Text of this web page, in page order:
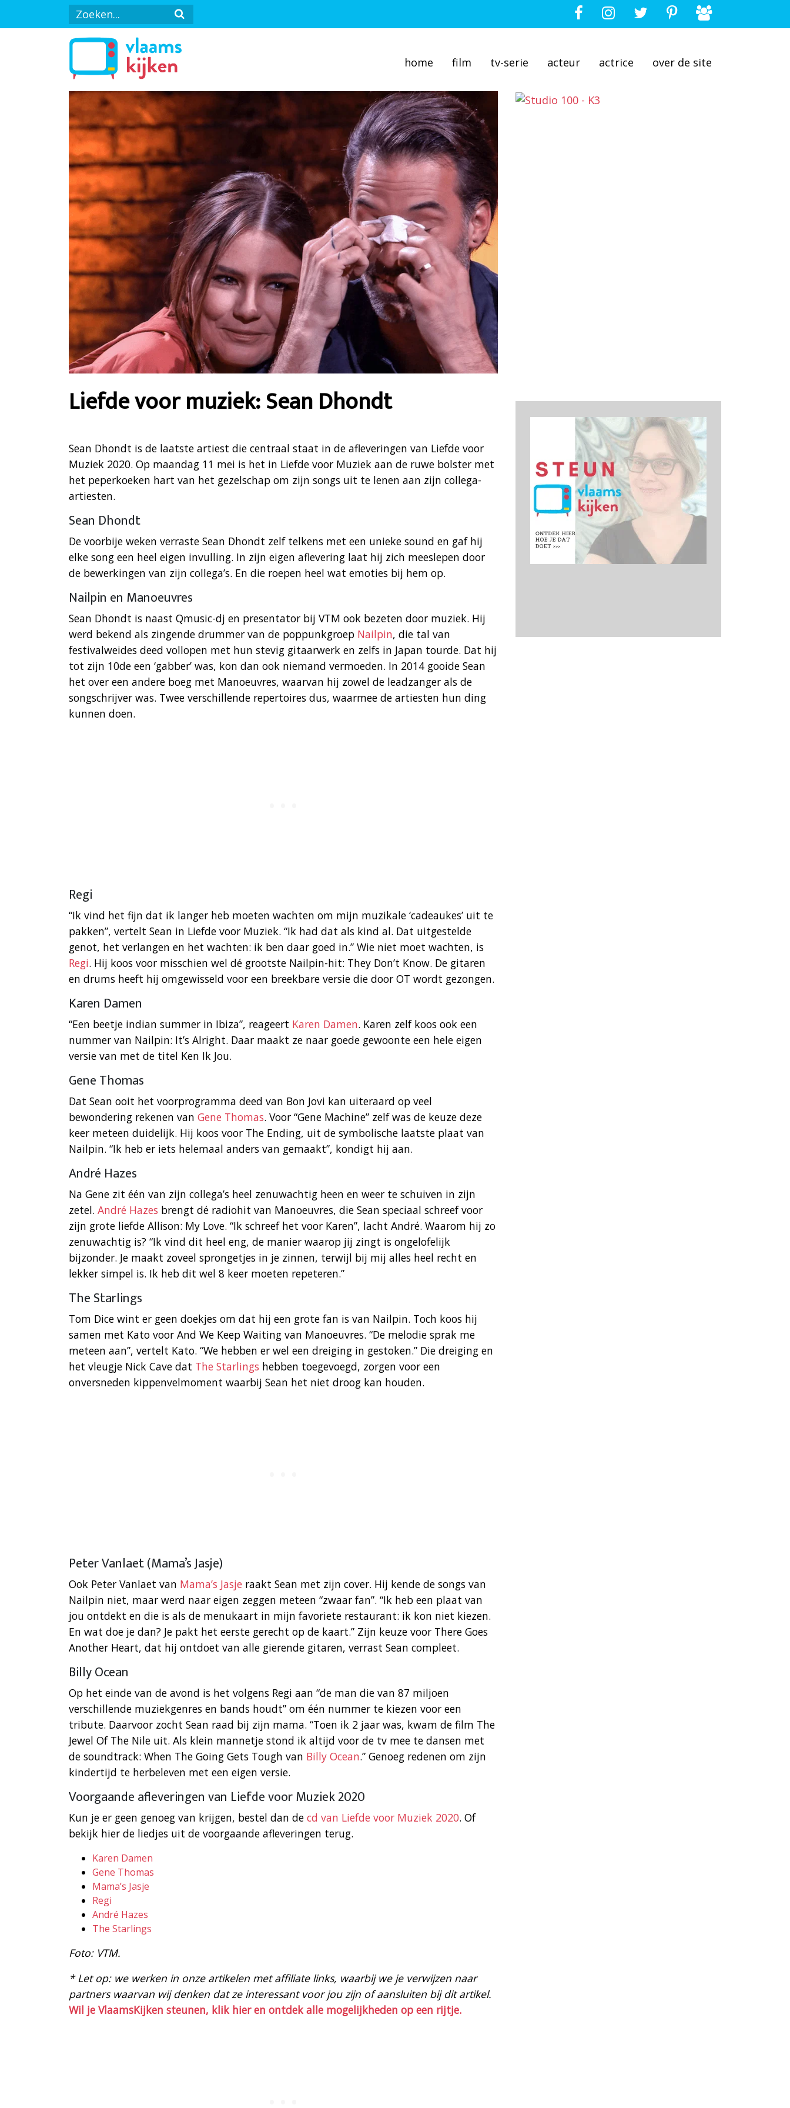
home film tv-serie acteur actrice over de site
Liefde voor muziek: Sean Dhondt
Sean Dhondt is de laatste artiest die centraal staat in de afleveringen van Liefde voor
Muziek 2020. Op maandag 11 mei is het in Liefde voor Muziek aan de ruwe bolster met
het peperkoeken hart van het gezelschap om zijn songs uit te lenen aan zijn collega-
artiesten.
Sean Dhondt
De voorbije weken verraste Sean Dhondt zelf telkens met een unieke sound en gaf hij
elke song een heel eigen invulling. In zijn eigen aflevering laat hij zich meeslepen door
de bewerkingen van zijn collega’s. En die roepen heel wat emoties bij hem op.
Nailpin en Manoeuvres
Sean Dhondt is naast Qmusic-dj en presentator bij VTM ook bezeten door muziek. Hij
werd bekend als zingende drummer van de poppunkgroep Nailpin, die tal van
festivalweides deed vollopen met hun stevig gitaarwerk en zelfs in Japan tourde. Dat hij
tot zijn 10de een ‘gabber’ was, kon dan ook niemand vermoeden. In 2014 gooide Sean
het over een andere boeg met Manoeuvres, waarvan hij zowel de leadzanger als de
songschrijver was. Twee verschillende repertoires dus, waarmee de artiesten hun ding
kunnen doen.
Regi
“Ik vind het fijn dat ik langer heb moeten wachten om mijn muzikale ‘cadeaukes’ uit te
pakken”, vertelt Sean in Liefde voor Muziek. “Ik had dat als kind al. Dat uitgestelde
genot, het verlangen en het wachten: ik ben daar goed in.” Wie niet moet wachten, is
Regi. Hij koos voor misschien wel dé grootste Nailpin-hit: They Don’t Know. De gitaren
en drums heeft hij omgewisseld voor een breekbare versie die door OT wordt gezongen.
Karen Damen
“Een beetje indian summer in Ibiza”, reageert Karen Damen. Karen zelf koos ook een
nummer van Nailpin: It’s Alright. Daar maakt ze naar goede gewoonte een hele eigen
versie van met de titel Ken Ik Jou.
Gene Thomas
Dat Sean ooit het voorprogramma deed van Bon Jovi kan uiteraard op veel
bewondering rekenen van Gene Thomas. Voor “Gene Machine” zelf was de keuze deze
keer meteen duidelijk. Hij koos voor The Ending, uit de symbolische laatste plaat van
Nailpin. “Ik heb er iets helemaal anders van gemaakt”, kondigt hij aan.
André Hazes
Na Gene zit één van zijn collega’s heel zenuwachtig heen en weer te schuiven in zijn
zetel. André Hazes brengt dé radiohit van Manoeuvres, die Sean speciaal schreef voor
zijn grote liefde Allison: My Love. “Ik schreef het voor Karen”, lacht André. Waarom hij zo
zenuwachtig is? “Ik vind dit heel eng, de manier waarop jij zingt is ongelofelijk
bijzonder. Je maakt zoveel sprongetjes in je zinnen, terwijl bij mij alles heel recht en
lekker simpel is. Ik heb dit wel 8 keer moeten repeteren.”
The Starlings
Tom Dice wint er geen doekjes om dat hij een grote fan is van Nailpin. Toch koos hij
samen met Kato voor And We Keep Waiting van Manoeuvres. “De melodie sprak me
meteen aan”, vertelt Kato. “We hebben er wel een dreiging in gestoken.” Die dreiging en
het vleugje Nick Cave dat The Starlings hebben toegevoegd, zorgen voor een
onversneden kippenvelmoment waarbij Sean het niet droog kan houden.
Peter Vanlaet (Mama’s Jasje)
Ook Peter Vanlaet van Mama’s Jasje raakt Sean met zijn cover. Hij kende de songs van
Nailpin niet, maar werd naar eigen zeggen meteen “zwaar fan”. “Ik heb een plaat van
jou ontdekt en die is als de menukaart in mijn favoriete restaurant: ik kon niet kiezen.
En wat doe je dan? Je pakt het eerste gerecht op de kaart.” Zijn keuze voor There Goes
Another Heart, dat hij ontdoet van alle gierende gitaren, verrast Sean compleet.
Billy Ocean
Op het einde van de avond is het volgens Regi aan “de man die van 87 miljoen
verschillende muziekgenres en bands houdt” om één nummer te kiezen voor een
tribute. Daarvoor zocht Sean raad bij zijn mama. “Toen ik 2 jaar was, kwam de film The
Jewel Of The Nile uit. Als klein mannetje stond ik altijd voor de tv mee te dansen met
de soundtrack: When The Going Gets Tough van Billy Ocean.” Genoeg redenen om zijn
kindertijd te herbeleven met een eigen versie.
Voorgaande afleveringen van Liefde voor Muziek 2020
Kun je er geen genoeg van krijgen, bestel dan de cd van Liefde voor Muziek 2020. Of
bekijk hier de liedjes uit de voorgaande afleveringen terug.
Karen Damen
Gene Thomas
Mama’s Jasje
Regi
André Hazes
The Starlings
Foto: VTM.
* Let op: we werken in onze artikelen met affiliate links, waarbij we je verwijzen naar
partners waarvan wij denken dat ze interessant voor jou zijn of aansluiten bij dit artikel.
Wil je VlaamsKijken steunen, klik hier en ontdek alle mogelijkheden op een rijtje.